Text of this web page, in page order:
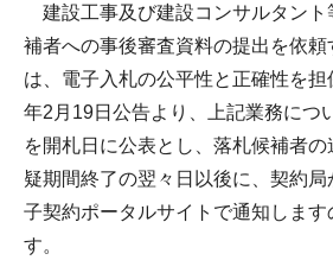
建設工事及び建設コンサルタント
補者への事後審査資料の提出を依頼
は、電子入札の公平性と正確性を
年2月19日公告より、上記業務につ
を開札日に公表とし、落札候補者
疑期間終了の翌々日以後に、契約
子契約ポータルサイトで通知します
す。